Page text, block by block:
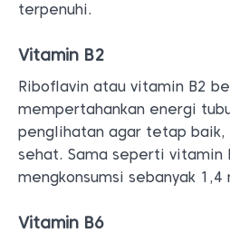
terpenuhi.
Vitamin B2
Riboflavin atau vitamin B2
mempertahankan energi
penglihatan agar tetap baik,
sehat. Sama seperti vitamin
mengkonsumsi sebanyak
Vitamin B6